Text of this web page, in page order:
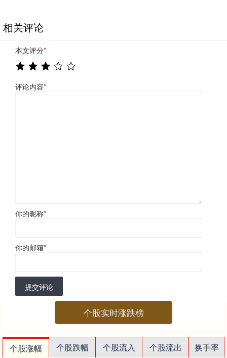
相关评论
本文评分*
评论内容*
你的昵称*
你的邮箱*
提交评论
个股实时涨跌榜
个股涨幅 个股跌幅 个股流入 个股流出
换手率